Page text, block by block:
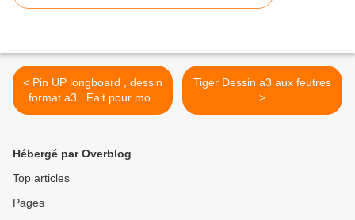
< Pin UP longboard , dessin
format a3 . Fait pour mon
cours spécial Pin UP
Tiger Dessin a3 aux feutres
>
Hébergé par Overblog
Top articles
Pages